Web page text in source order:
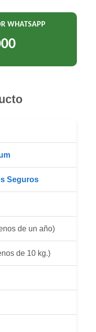
WHATSAPP
Seguros
de un año)
de 10 kg.)